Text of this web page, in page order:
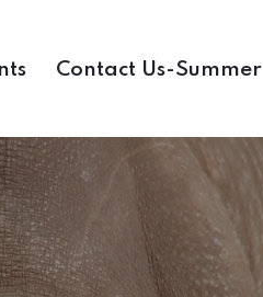
Contact Us-Summer